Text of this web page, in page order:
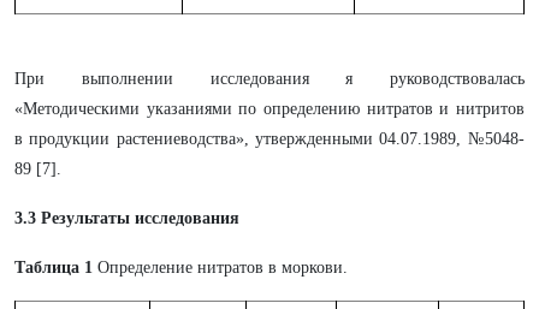
При выполнении исследования я руководствовалась
«Методическими указаниями по определению нитратов и нитритов
в продукции растениеводства», утвержденными 04.07.1989, №5048-
89 [7].
3.3 Результаты исследования
Таблица 1 Определение нитратов в моркови.